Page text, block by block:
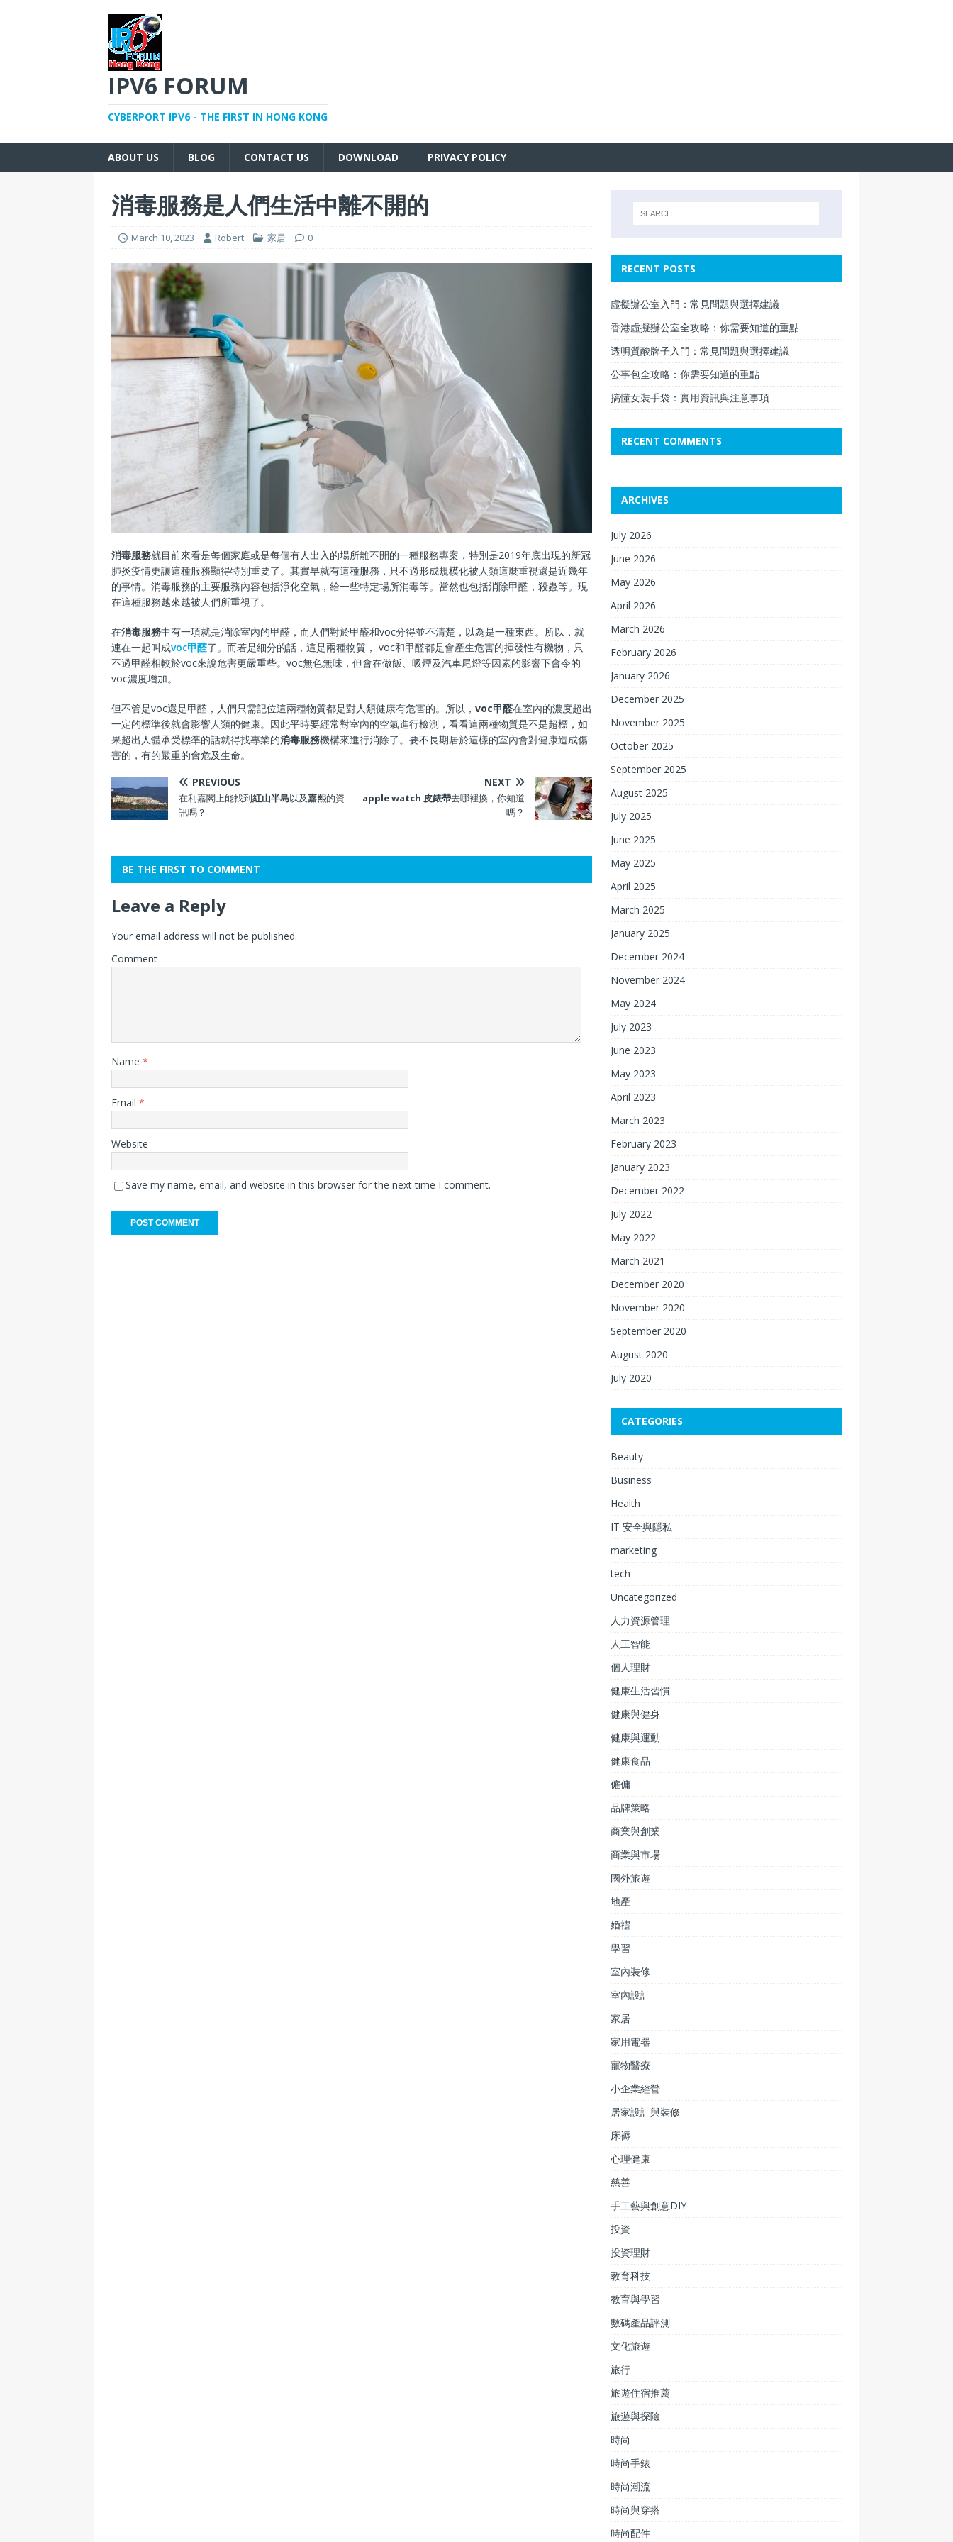
IPV6 FORUM
CYBERPORT IPV6 - THE FIRST IN HONG KONG
ABOUT US BLOG CONTACT US DOWNLOAD PRIVACY POLICY
消毒服務是人們生活中離不開的
March 10, 2023 Robert 家居 0
消毒服務就目前來看是每個家庭或是每個有人出入的場所離不開的一種服務專案，特別是2019年底出現的新冠
肺炎疫情更讓這種服務顯得特別重要了。其實早就有這種服務，只不過形成規模化被人類這麼重視還是近幾年
的事情。消毒服務的主要服務內容包括淨化空氣，給一些特定場所消毒等。當然也包括消除甲醛，殺蟲等。現
在這種服務越來越被人們所重視了。
在消毒服務中有一項就是消除室內的甲醛，而人們對於甲醛和voc分得並不清楚，以為是一種東西。所以，就
連在一起叫成voc甲醛了。而若是細分的話，這是兩種物質， voc和甲醛都是會產生危害的揮發性有機物，只
不過甲醛相較於voc來說危害更嚴重些。voc無色無味，但會在做飯、吸煙及汽車尾燈等因素的影響下會令的
voc濃度增加。
但不管是voc還是甲醛，人們只需記位這兩種物質都是對人類健康有危害的。所以， voc甲醛在室內的濃度超出
一定的標準後就會影響人類的健康。因此平時要經常對室內的空氣進行檢測，看看這兩種物質是不是超標，如
果超出人體承受標準的話就得找專業的消毒服務機構來進行消除了。要不長期居於這樣的室內會對健康造成傷
害的，有的嚴重的會危及生命。
PREVIOUS
在利嘉閣上能找到紅山半島以及嘉熙的資
訊嗎？
NEXT
apple watch 皮錶帶去哪裡換，你知道
嗎？
BE THE FIRST TO COMMENT
Leave a Reply
Your email address will not be published.
Comment
Name *
Email *
Website
Save my name, email, and website in this browser for the next time I comment.
RECENT POSTS
虛擬辦公室入門：常見問題與選擇建議
香港虛擬辦公室全攻略：你需要知道的重點
透明質酸牌子入門：常見問題與選擇建議
公事包全攻略：你需要知道的重點
搞懂女裝手袋：實用資訊與注意事項
RECENT COMMENTS
ARCHIVES
July 2026
June 2026
May 2026
April 2026
March 2026
February 2026
January 2026
December 2025
November 2025
October 2025
September 2025
August 2025
July 2025
June 2025
May 2025
April 2025
March 2025
January 2025
December 2024
November 2024
May 2024
July 2023
June 2023
May 2023
April 2023
March 2023
February 2023
January 2023
December 2022
July 2022
May 2022
March 2021
December 2020
November 2020
September 2020
August 2020
July 2020
CATEGORIES
Beauty
Business
Health
IT 安全與隱私
marketing
tech
Uncategorized
人力資源管理
人工智能
個人理財
健康生活習慣
健康與健身
健康與運動
健康食品
僱傭
品牌策略
商業與創業
商業與市場
國外旅遊
地產
婚禮
學習
室內裝修
室內設計
家居
家用電器
寵物醫療
小企業經營
居家設計與裝修
床褥
心理健康
慈善
手工藝與創意DIY
投資
投資理財
教育科技
教育與學習
數碼產品評測
文化旅遊
旅行
旅遊住宿推薦
旅遊與探險
時尚
時尚手錶
時尚潮流
時尚與穿搭
時尚配件